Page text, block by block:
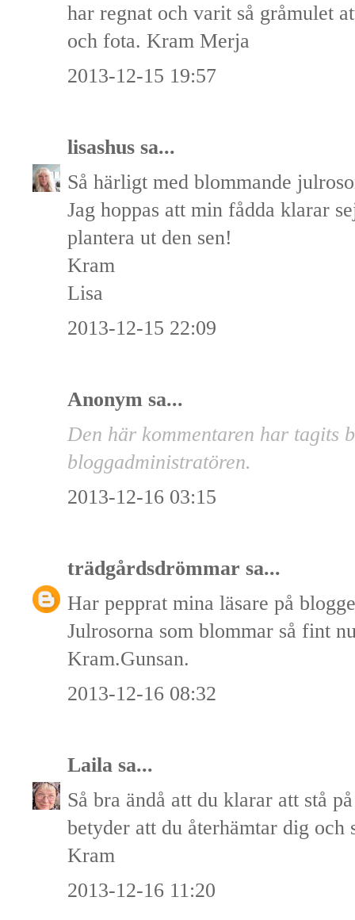
har regnat och varit så gråmulet
och fota. Kram Merja
2013-12-15 19:57
lisashus sa...
Så härligt med blommande
Jag hoppas att min fådda klarar
plantera ut den sen!
Kram
Lisa
2013-12-15 22:09
Anonym sa...
Den här kommentaren har tagits
bloggadministratören.
2013-12-16 03:15
trädgårdsdrömmar sa...
Har pepprat mina läsare på
Julrosorna som blommar så fint
Kram.Gunsan.
2013-12-16 08:32
Laila sa...
Så bra ändå att du klarar att stå
betyder att du återhämtar dig
Kram
2013-12-16 11:20